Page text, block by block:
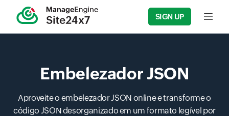
SIGN UP Input
Embelezador JSON
Aproveite o embelezador JSON online e transforme o
código JSON desorganizado em um formato legível por